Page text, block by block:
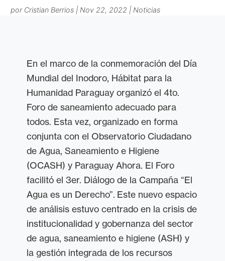
por Cristian Berrios| Nov 22, 2022 | Noticias
En el marco de la conmemoración del Día
Mundial del Inodoro, Hábitat para la
Humanidad Paraguay organizó el 4to.
Foro de saneamiento adecuado para
todos. Esta vez, organizado en forma
conjunta con el Observatorio Ciudadano
de Agua, Saneamiento e Higiene
(OCASH) y Paraguay Ahora. El Foro
facilitó el 3er. Diálogo de la Campaña “El
Agua es un Derecho”. Este nuevo espacio
de análisis estuvo centrado en la crisis de
institucionalidad y gobernanza del sector
de agua, saneamiento e higiene (ASH) y
la gestión integrada de los recursos